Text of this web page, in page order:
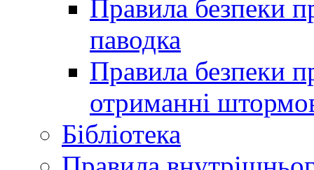
Правила безпеки
паводка
Правила безпеки
отриманні
Бібліотека